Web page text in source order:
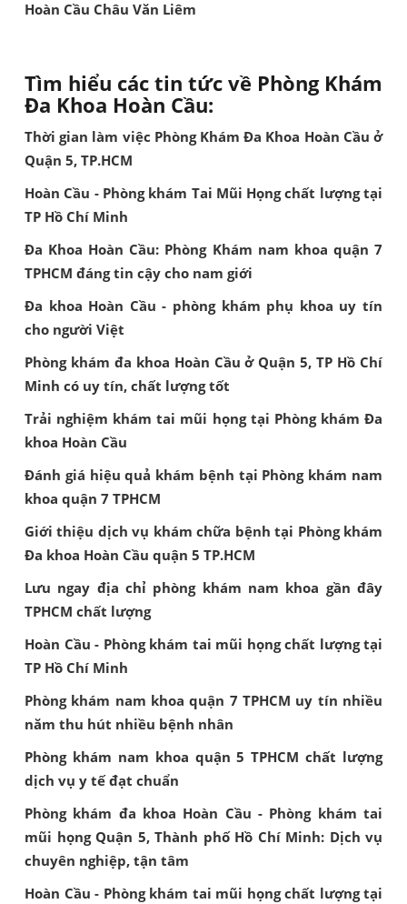
Hoàn Cầu Châu Văn Liêm
Tìm hiểu các tin tức về Phòng Khám
Đa Khoa Hoàn Cầu:
Thời gian làm việc Phòng Khám Đa Khoa Hoàn Cầu ở
Quận 5, TP.HCM
Hoàn Cầu - Phòng khám Tai Mũi Họng chất lượng tại
TP Hồ Chí Minh
Đa Khoa Hoàn Cầu: Phòng Khám nam khoa quận 7
TPHCM đáng tin cậy cho nam giới
Đa khoa Hoàn Cầu - phòng khám phụ khoa uy tín
cho người Việt
Phòng khám đa khoa Hoàn Cầu ở Quận 5, TP Hồ Chí
Minh có uy tín, chất lượng tốt
Trải nghiệm khám tai mũi họng tại Phòng khám Đa
khoa Hoàn Cầu
Đánh giá hiệu quả khám bệnh tại Phòng khám nam
khoa quận 7 TPHCM
Giới thiệu dịch vụ khám chữa bệnh tại Phòng khám
Đa khoa Hoàn Cầu quận 5 TP.HCM
Lưu ngay địa chỉ phòng khám nam khoa gần đây
TPHCM chất lượng
Hoàn Cầu - Phòng khám tai mũi họng chất lượng tại
TP Hồ Chí Minh
Phòng khám nam khoa quận 7 TPHCM uy tín nhiều
năm thu hút nhiều bệnh nhân
Phòng khám nam khoa quận 5 TPHCM chất lượng
dịch vụ y tế đạt chuẩn
Phòng khám đa khoa Hoàn Cầu - Phòng khám tai
mũi họng Quận 5, Thành phố Hồ Chí Minh: Dịch vụ
chuyên nghiệp, tận tâm
Hoàn Cầu - Phòng khám tai mũi họng chất lượng tại